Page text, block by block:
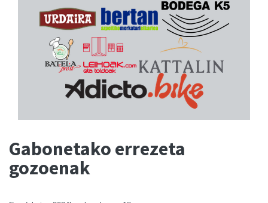
Gabonetako errezeta
gozoenak